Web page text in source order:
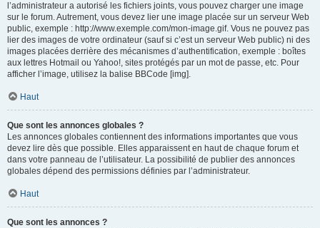
l’administrateur a autorisé les fichiers joints, vous pouvez charger une image
sur le forum. Autrement, vous devez lier une image placée sur un serveur Web
public, exemple : http://www.exemple.com/mon-image.gif. Vous ne pouvez pas
lier des images de votre ordinateur (sauf si c’est un serveur Web public) ni des
images placées derrière des mécanismes d’authentification, exemple : boîtes
aux lettres Hotmail ou Yahoo!, sites protégés par un mot de passe, etc. Pour
afficher l’image, utilisez la balise BBCode [img].
Haut
Que sont les annonces globales ?
Les annonces globales contiennent des informations importantes que vous
devez lire dès que possible. Elles apparaissent en haut de chaque forum et
dans votre panneau de l’utilisateur. La possibilité de publier des annonces
globales dépend des permissions définies par l’administrateur.
Haut
Que sont les annonces ?